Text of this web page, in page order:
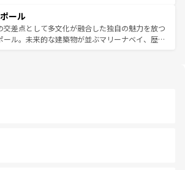
しい。
気候は一年中温暖で、どの季節にも異なる楽しみ
いる。親しみやすいタイの人々、仏教を中心とし
そして多様な観光資源が、訪れる旅人を魅了し続
を訪れても感動するはず。観光スポットが密集し
効率よく見どころを回れるのも魅力。息をのむよ
から文化的な体験まで、香港を存分に楽しみ尽く
ール
交差点として多文化が融合した独自の魅力を放つ
ール。未来的な建築物が並ぶマリーナベイ、歴史
カーズは地元の風情を楽しめる外せないスポット